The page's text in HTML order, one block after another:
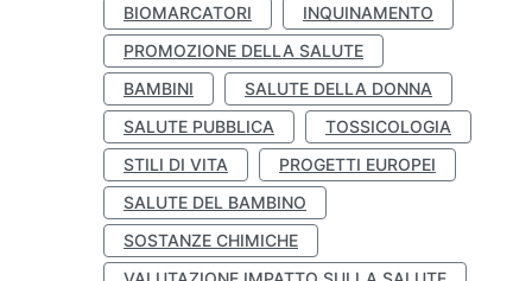
BIOMARCATORI
INQUINAMENTO
PROMOZIONE DELLA SALUTE
BAMBINI
SALUTE DELLA DONNA
SALUTE PUBBLICA
TOSSICOLOGIA
STILI DI VITA
PROGETTI EUROPEI
SALUTE DEL BAMBINO
SOSTANZE CHIMICHE